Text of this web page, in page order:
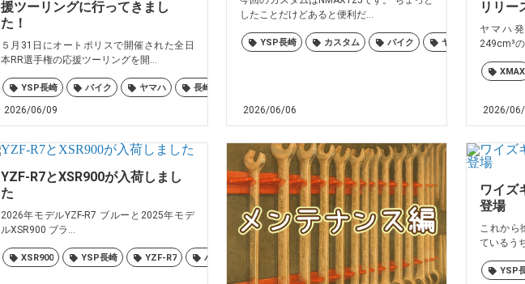
佐世保 大村 島原 諫早
援ツーリングに行ってきまし
た！
５月31日にオートポリスで開催された全日
本RR選手権の応援ツーリングを開...
YSP長崎 バイク ヤマハ 長崎
2026/06/09
したことだけどあると便利だ...
YSP長崎 カスタム バイク ヤマハ 佐世保
2026/06/06
リリー
ヤマハ
249cm³の
XMAX
2026/
YZF-R7とXSR900が入荷しまし
た
2026年モデルYZF-R7 ブルーと2025年モデ
ルXSR900 ブラ...
XSR900 YSP長崎 YZF-R7 バイク ヤマハ 佐世保 大村 島原
ワイズ
登場
これから
ているう
YSP